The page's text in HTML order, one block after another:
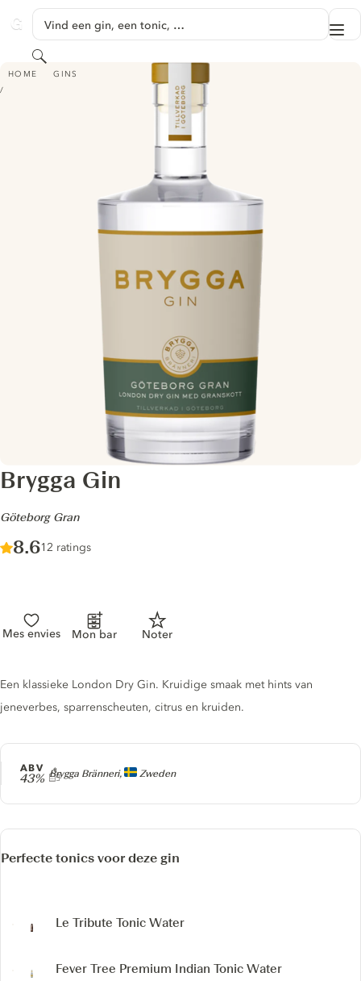
GINVENTORY
Vind een gin, een tonic, …
Zoeken
HOME GINS
BRYGGA GIN - GÖTEBORG GRAN
Brygga Gin
-
Göteborg Gran
Score :
8.6/ 10
12 ratings
Mes envies Mon bar Noter
Producer
Brygga Bränneri, Zweden
ABV
43%
Gin description
Een klassieke London Dry Gin. Kruidige smaak met hints van
jeneverbes, sparrenscheuten, citrus en kruiden.
Perfecte tonics voor deze gin
Le Tribute Tonic Water
Fever Tree Premium Indian Tonic Water